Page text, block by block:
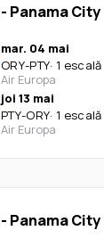
- Panama City
mar. 04 mai
ORY-PTY· 1 escală
Air Europa
joi 13 mai
PTY-ORY· 1 escală
Air Europa
- Panama City